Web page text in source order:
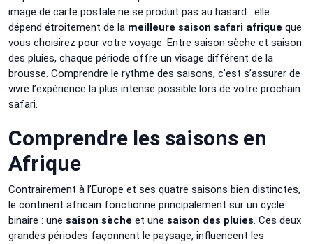
image de carte postale ne se produit pas au hasard : elle
dépend étroitement de la meilleure saison safari afrique que
vous choisirez pour votre voyage. Entre saison sèche et saison
des pluies, chaque période offre un visage différent de la
brousse. Comprendre le rythme des saisons, c’est s’assurer de
vivre l’expérience la plus intense possible lors de votre prochain
safari.
Comprendre les saisons en
Afrique
Contrairement à l’Europe et ses quatre saisons bien distinctes,
le continent africain fonctionne principalement sur un cycle
binaire : une saison sèche et une saison des pluies. Ces deux
grandes périodes façonnent le paysage, influencent les